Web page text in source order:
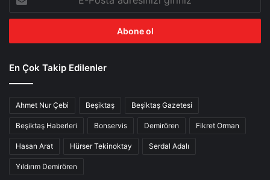
Posta
adresinizi
En Çok Takip Edilenler
Ahmet Nur Çebi Beşiktaş Beşiktaş Gazetesi
Beşiktaş Haberleri Bonservis Demirören Fikret Orman
Hasan Arat Hürser Tekinoktay Serdal Adalı
Yıldırım Demirören